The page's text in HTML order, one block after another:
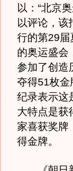
以：“北京
以评论，该
行的第29届
的奥运盛会
参加了创造
夺得51枚
纪录表示这
大特点是获
家喜获奖牌
得金牌。